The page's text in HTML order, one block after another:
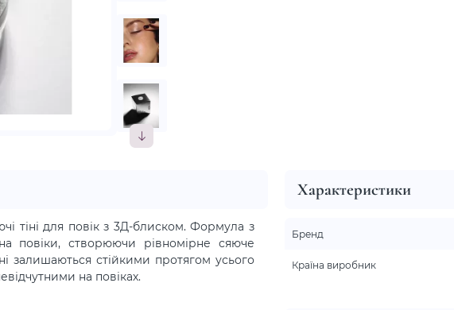
тіні для повік з 3Д-блиском. Формула з
повіки, створюючи рівномірне сяюче
залишаються стійкими протягом усього
на повіках.
Характеристики
Бренд
Країна виробник